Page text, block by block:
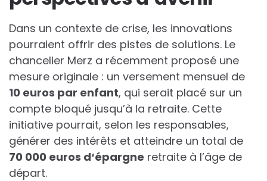
Dans un contexte de crise, les innovations
pourraient offrir des pistes de solutions. Le
chancelier Merz a récemment proposé une
mesure originale : un versement mensuel de
10 euros par enfant, qui serait placé sur un
compte bloqué jusqu’à la retraite. Cette
initiative pourrait, selon les responsables,
générer des intérêts et atteindre un total de
70 000 euros d‘épargne retraite à l’âge de
départ.